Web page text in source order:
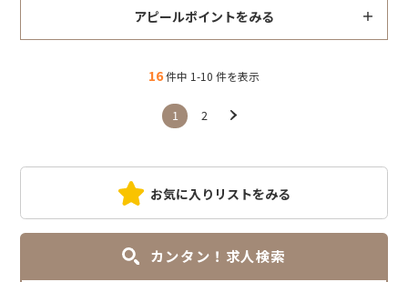
アピールポイントをみる
16件中 1-10 件を表示
1 2
お気に入りリストをみる
カンタン！求人検索